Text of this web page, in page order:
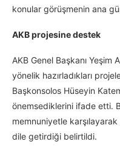
konular görüşmenin ana
AKB projesine destek
AKB Genel Başkanı Yeşim
yönelik hazırladıkları
Başkonsolos Hüseyin
önemsediklerini ifade etti.
memnuniyetle
dile getirdiği belirtildi.